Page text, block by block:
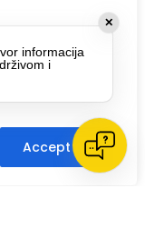
experience,
analyze our
to our use
Accept All
za
te se
✕
informacija
i